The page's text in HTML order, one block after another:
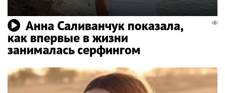
Анна Саливанчук показала,
как впервые в жизни
занималась серфингом